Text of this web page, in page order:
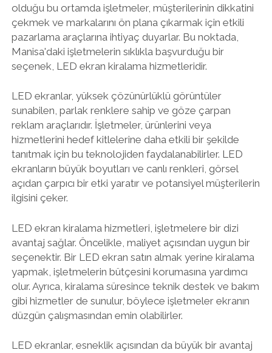
olduğu bu ortamda işletmeler, müşterilerinin dikkatini
çekmek ve markalarını ön plana çıkarmak için etkili
pazarlama araçlarına ihtiyaç duyarlar. Bu noktada,
Manisa'daki işletmelerin sıklıkla başvurduğu bir
seçenek, LED ekran kiralama hizmetleridir.
LED ekranlar, yüksek çözünürlüklü görüntüler
sunabilen, parlak renklere sahip ve göze çarpan
reklam araçlarıdır. İşletmeler, ürünlerini veya
hizmetlerini hedef kitlelerine daha etkili bir şekilde
tanıtmak için bu teknolojiden faydalanabilirler. LED
ekranların büyük boyutları ve canlı renkleri, görsel
açıdan çarpıcı bir etki yaratır ve potansiyel müşterilerin
ilgisini çeker.
LED ekran kiralama hizmetleri, işletmelere bir dizi
avantaj sağlar. Öncelikle, maliyet açısından uygun bir
seçenektir. Bir LED ekran satın almak yerine kiralama
yapmak, işletmelerin bütçesini korumasına yardımcı
olur. Ayrıca, kiralama süresince teknik destek ve bakım
gibi hizmetler de sunulur, böylece işletmeler ekranın
düzgün çalışmasından emin olabilirler.
LED ekranlar, esneklik açısından da büyük bir avantaj